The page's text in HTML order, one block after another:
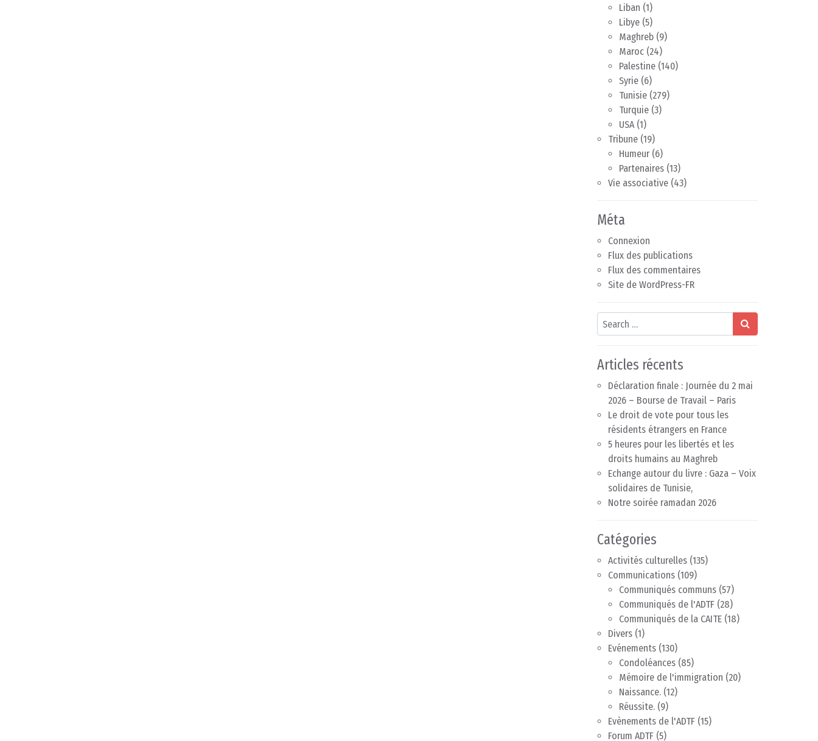
Liban (1)
Libye (5)
Maghreb (9)
Maroc (24)
Palestine (140)
Syrie (6)
Tunisie (279)
Turquie (3)
USA(1)
Tribune (19)
Humeur (6)
Partenaires (13)
Vie associative (43)
Méta
Connexion
Flux des publications
Flux des commentaires
Site de WordPress-FR
Search
Articles récents
Déclaration finale : Journée du 2 mai
2026 – Bourse de Travail – Paris
Le droit de vote pour tous les
résidents étrangers en France
5 heures pour les libertés et les
droits humains au Maghreb
Echange autour du livre : Gaza – Voix
solidaires de Tunisie,
Notre soirée ramadan 2026
Catégories
Activités culturelles (135)
Communications (109)
Communiqués communs (57)
Communiqués de l'ADTF (28)
Communiqués de la CAITE (18)
Divers (1)
Evénements (130)
Condoléances (85)
Mémoire de l'immigration (20)
Naissance. (12)
Réussite. (9)
Evènements de l'ADTF (15)
Forum ADTF (5)